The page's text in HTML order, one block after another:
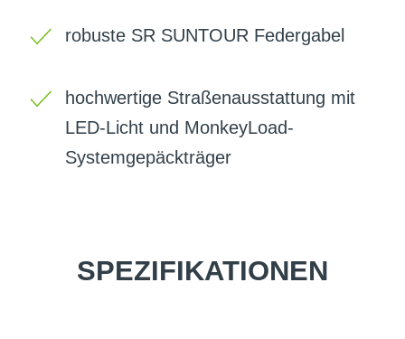
robuste SR SUNTOUR Federgabel
hochwertige Straßenausstattung mit
LED-Licht und MonkeyLoad-
Systemgepäckträger
SPEZIFIKATIONEN